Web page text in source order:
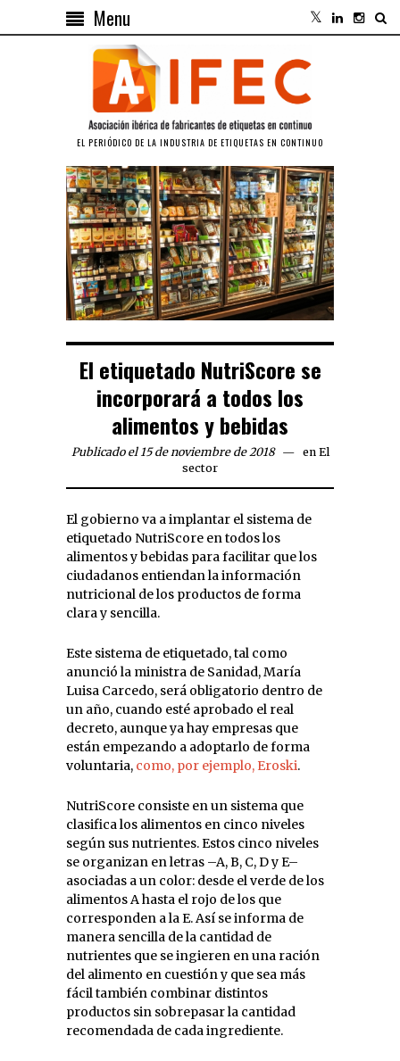
Menu
EL PERIÓDICO DE LA INDUSTRIA DE ETIQUETAS EN CONTINUO
El etiquetado NutriScore se
incorporará a todos los
alimentos y bebidas
Publicado el 15 de noviembre de 2018 en El
sector
El gobierno va a implantar el sistema de
etiquetado NutriScore en todos los
alimentos y bebidas para facilitar que los
ciudadanos entiendan la información
nutricional de los productos de forma
clara y sencilla.
Este sistema de etiquetado, tal como
anunció la ministra de Sanidad, María
Luisa Carcedo, será obligatorio dentro de
un año, cuando esté aprobado el real
decreto, aunque ya hay empresas que
están empezando a adoptarlo de forma
voluntaria, como, por ejemplo, Eroski.
NutriScore consiste en un sistema que
clasifica los alimentos en cinco niveles
según sus nutrientes. Estos cinco niveles
se organizan en letras –A, B, C, D y E–
asociadas a un color: desde el verde de los
alimentos A hasta el rojo de los que
corresponden a la E. Así se informa de
manera sencilla de la cantidad de
nutrientes que se ingieren en una ración
del alimento en cuestión y que sea más
fácil también combinar distintos
productos sin sobrepasar la cantidad
recomendada de cada ingrediente.